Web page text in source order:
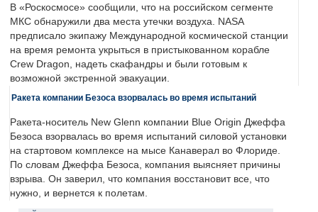
В «Роскосмосе» сообщили, что на российском сегменте
МКС обнаружили два места утечки воздуха. NASA
предписало экипажу Международной космической станции
на время ремонта укрыться в пристыкованном корабле
Crew Dragon, надеть скафандры и были готовым к
возможной экстренной эвакуации.
Ракета компании Безоса взорвалась во время испытаний
Ракета-носитель New Glenn компании Blue Origin Джеффа
Безоса взорвалась во время испытаний силовой установки
на стартовом комплексе на мысе Канаверал во Флориде.
По словам Джеффа Безоса, компания выясняет причины
взрыва. Он заверил, что компания восстановит все, что
нужно, и вернется к полетам.